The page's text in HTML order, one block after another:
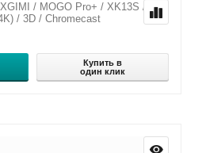
/ MOGO Pro+ / XK13S / DLP
/ 3D / Chromecast
Купить в
один клик